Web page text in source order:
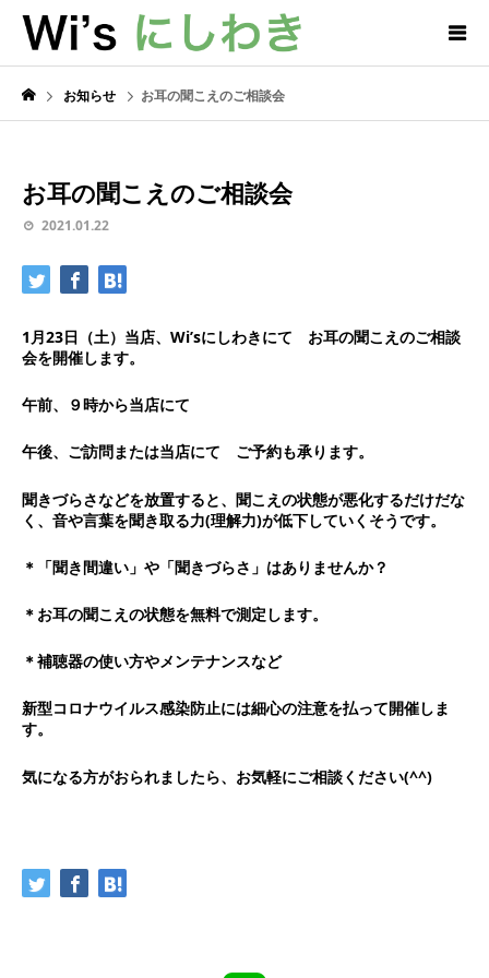
お知らせ お耳の聞こえのご相談会
お耳の聞こえのご相談会
2021.01.22
1月23日（土）当店、Wi’sにしわきにて お耳の聞こえのご相談
会を開催します。
午前、９時から当店にて
午後、ご訪問または当店にて ご予約も承ります。
聞きづらさなどを放置すると、聞こえの状態が悪化するだけだな
く、音や言葉を聞き取る力(理解力)が低下していくそうです。
＊「聞き間違い」や「聞きづらさ」はありませんか？
＊お耳の聞こえの状態を無料で測定します。
＊補聴器の使い方やメンテナンスなど
新型コロナウイルス感染防止には細心の注意を払って開催しま
す。
気になる方がおられましたら、お気軽にご相談ください(^^)